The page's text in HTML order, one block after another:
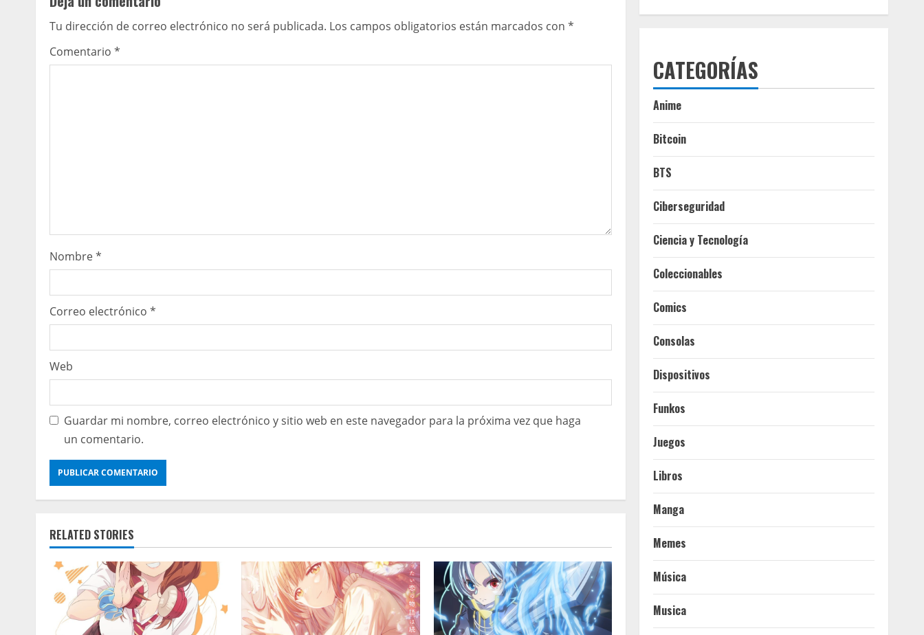
i
n
d
i
n
g
Tu dirección de correo electrónico no será publicada. Los campos obligatorios están marcados con *
Comentario *
Nombre*
Correo electrónico *
Web
Guardar mi nombre, correo electrónico y sitio web en este navegador para la próxima vez que haga
un comentario.
RELATED STORIES
CATEGORÍAS
Anime
Bitcoin
BTS
Ciberseguridad
Ciencia y Tecnología
Coleccionables
Comics
Consolas
Dispositivos
Funkos
Juegos
Libros
Manga
Memes
Música
Musica